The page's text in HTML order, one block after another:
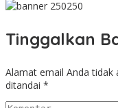
Tinggalkan
Alamat email Anda tidak
ditandai *